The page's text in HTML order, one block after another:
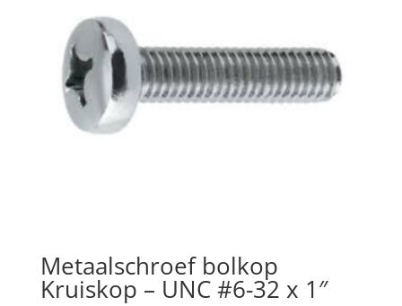
Metaalschroef bolkop
Kruiskop – UNC #6-32 x 1″